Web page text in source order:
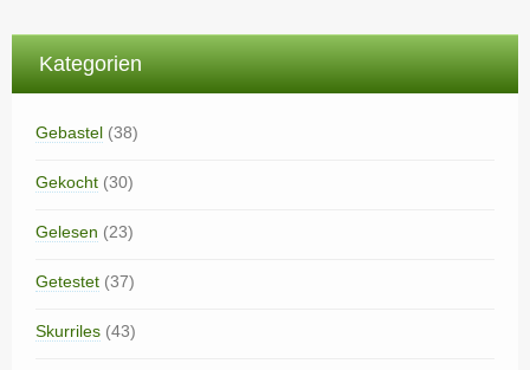
Kategorien
Gebastel (38)
Gekocht (30)
Gelesen (23)
Getestet (37)
Skurriles (43)